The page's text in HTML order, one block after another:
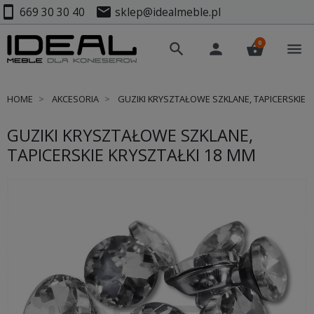
smartphone 669 30 30 40 mail sklep@idealmeble.pl
search person shopping_basket
0 menu
HOME AKCESORIA GUZIKI KRYSZTAŁOWE SZKLANE, TAPICERSKIE
GUZIKI KRYSZTAŁOWE SZKLANE,
TAPICERSKIE KRYSZTAŁKI 18 MM